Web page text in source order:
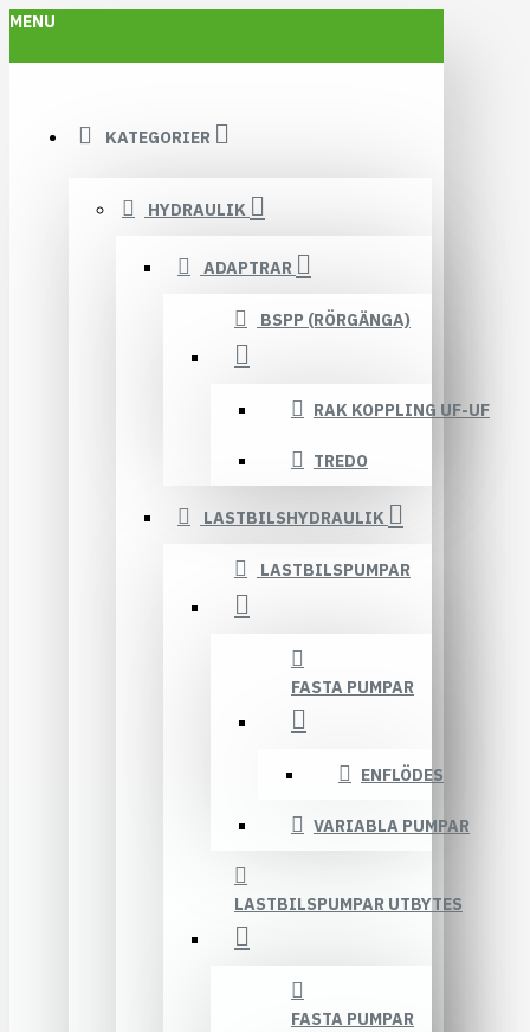
MENU
KATEGORIER
HYDRAULIK
ADAPTRAR
BSPP (RÖRGÄNGA)
RAK KOPPLING UF-UF
TREDO
LASTBILSHYDRAULIK
LASTBILSPUMPAR
FASTA PUMPAR
ENFLÖDES
VARIABLA PUMPAR
LASTBILSPUMPAR UTBYTES
FASTA PUMPAR